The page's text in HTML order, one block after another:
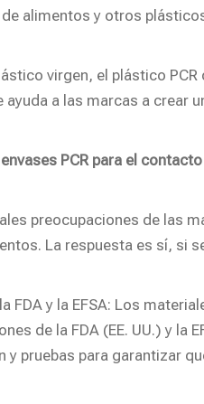
alimentos y otros
virgen, el plástico
a las marcas a crear
PCR para el
preocupaciones de las
La respuesta es sí, si
FDA y la EFSA: Los
de la FDA (EE. UU.) y la
y pruebas para garantizar